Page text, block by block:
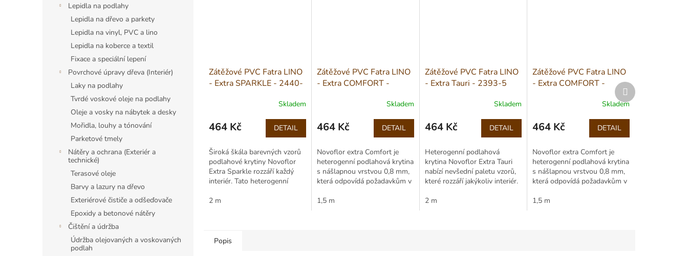
Lepidla na podlahy
Lepidla na dřevo a parkety
Lepidla na vinyl, PVC a lino
Lepidla na koberce a textil
Fixace a speciální lepení
Povrchové úpravy dřeva (Interiér)
Laky na podlahy
Tvrdé voskové oleje na podlahy
Oleje a vosky na nábytek a desky
Mořidla, louhy a tónování
Parketové tmely
Nátěry a ochrana (Exteriér a
technické)
Terasové oleje
Barvy a lazury na dřevo
Exteriérové čističe a odšeďovače
Epoxidy a betonové nátěry
Čištění a údržba
Údržba olejovaných a voskovaných
podlah
Zátěžové PVC Fatra LINO
- Extra SPARKLE - 2440-
Skladem
464 Kč
cena:
DETAIL
Široká škála barevných vzorů
podlahové krytiny Novoflor
Extra Sparkle rozzáří každý
interiér. Tato heterogenní
nejvyšším stupněm zátěže,
2 m
Zátěžové PVC Fatra LINO
- Extra COMFORT -
Skladem
464 Kč DETAIL
Novoflor extra Comfort je
heterogenní podlahová krytina
s nášlapnou vrstvou 0,8 mm,
která odpovídá požadavkům v
lehkému průmyslu.Díky
1,5 m
Zátěžové PVC Fatra LINO
- Extra Tauri - 2393-5
Skladem
464 Kč DETAIL
Heterogenní podlahová
krytina Novoflor Extra Tauri
nabízí nevšední paletu vzorů,
které rozzáří jakýkoliv interiér.
nejvyšším stupněm zátěže a je
2 m
Zátěžové PVC Fatra LINO
- Extra COMFORT -
Skladem
464 Kč DETAIL
Novoflor extra Comfort je
heterogenní podlahová krytina
s nášlapnou vrstvou 0,8 mm,
která odpovídá požadavkům v
lehkému průmyslu.Díky
1,5 m
Další
produkt
Popis